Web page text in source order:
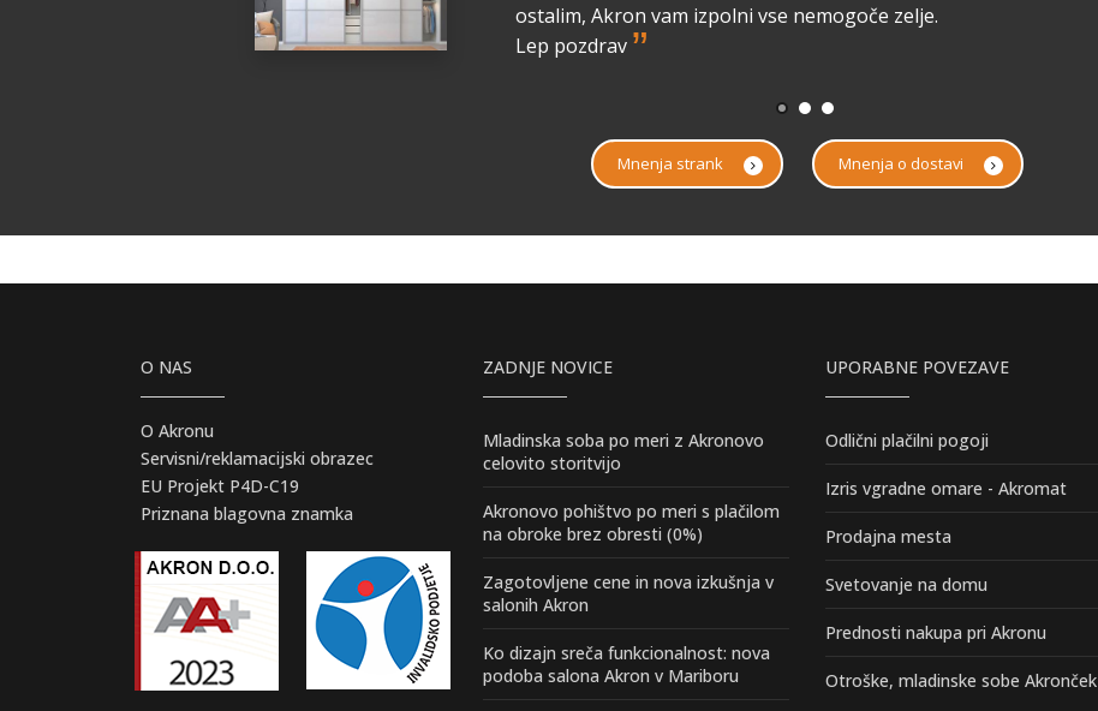
ostalim, Akron vam izpolni vse nemogoče zelje.
Lep pozdrav ”
Mnenja strank Mnenja o dostavi
O NAS
O Akronu
Servisni/reklamacijski obrazec
EU Projekt P4D-C19
Priznana blagovna znamka
ZADNJE NOVICE
Mladinska soba po meri z Akronovo
celovito storitvijo
Akronovo pohištvo po meri s plačilom
na obroke brez obresti (0%)
Zagotovljene cene in nova izkušnja v
salonih Akron
Ko dizajn sreča funkcionalnost: nova
podoba salona Akron v Mariboru
UPORABNE POVEZAVE
Odlični plačilni pogoji
Izris vgradne omare - Akromat
Prodajna mesta
Svetovanje na domu
Prednosti nakupa pri Akronu
Otroške, mladinske sobe Akronček